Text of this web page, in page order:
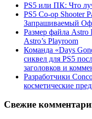
PS5 или ПК: Что
PS5 Co-op Shooter
Запрашиваемый
Размер файла Astro
Astro’s Playroom
Команда «Days
сиквел для PS5
заголовков и
Разработчики
косметические
Свежие